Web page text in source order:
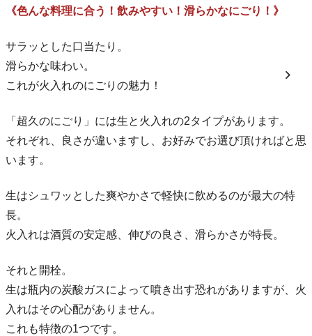
《色んな料理に合う！飲みやすい！滑らかなにごり！》
サラッとした口当たり。
滑らかな味わい。
これが火入れのにごりの魅力！
「超久のにごり」には生と火入れの2タイプがあります。
それぞれ、良さが違いますし、お好みでお選び頂ければと思
います。
生はシュワッとした爽やかさで軽快に飲めるのが最大の特
長。
火入れは酒質の安定感、伸びの良さ、滑らかさが特長。
それと開栓。
生は瓶内の炭酸ガスによって噴き出す恐れがありますが、火
入れはその心配がありません。
これも特徴の1つです。